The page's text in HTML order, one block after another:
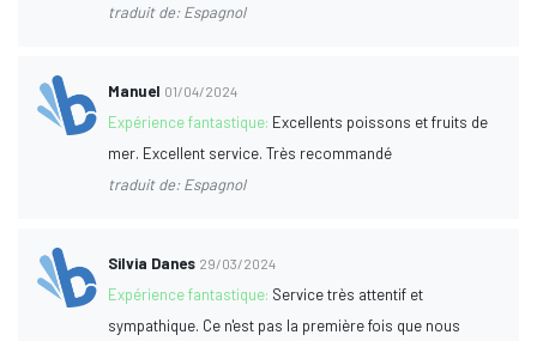
traduit de: Espagnol
Manuel 01/04/2024
Expérience fantastique: Excellents poissons et fruits de
mer. Excellent service. Très recommandé
traduit de: Espagnol
Silvia Danes 29/03/2024
Expérience fantastique: Service très attentif et
sympathique. Ce n'est pas la première fois que nous